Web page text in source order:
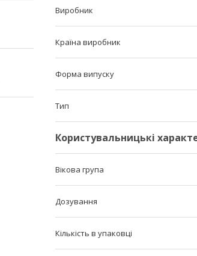
Виробник
Країна виробник
Форма випуску
Тип
Користувальницькі
Вікова група
Дозування
Кількість в упаковці